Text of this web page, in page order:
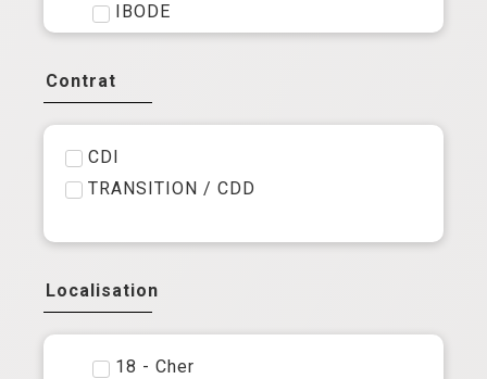
IBODE
Médical, soins, qualité & médico
éducatif
Opérations, régions, territoires &
Pharmacien
Contrat
CDI
TRANSITION / CDD
Localisation
18 - Cher